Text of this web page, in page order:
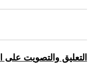
التعليق والتصويت